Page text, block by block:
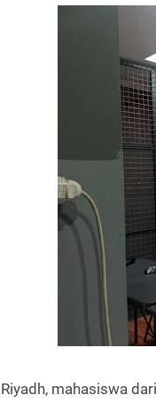
Riyadh, mahasiswa